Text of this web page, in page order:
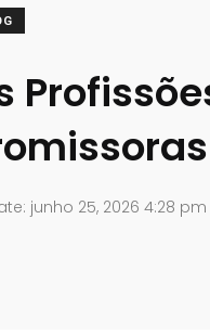
junho 25, 2026 4:28 pm